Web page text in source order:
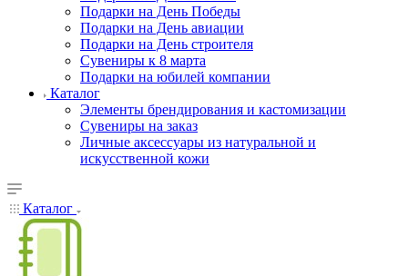
Подарки на День Победы
Подарки на День авиации
Подарки на День строителя
Сувениры к 8 марта
Подарки на юбилей компании
Каталог
Элементы брендирования и кастомизации
Сувениры на заказ
Личные аксессуары из натуральной и
искусственной кожи
Каталог